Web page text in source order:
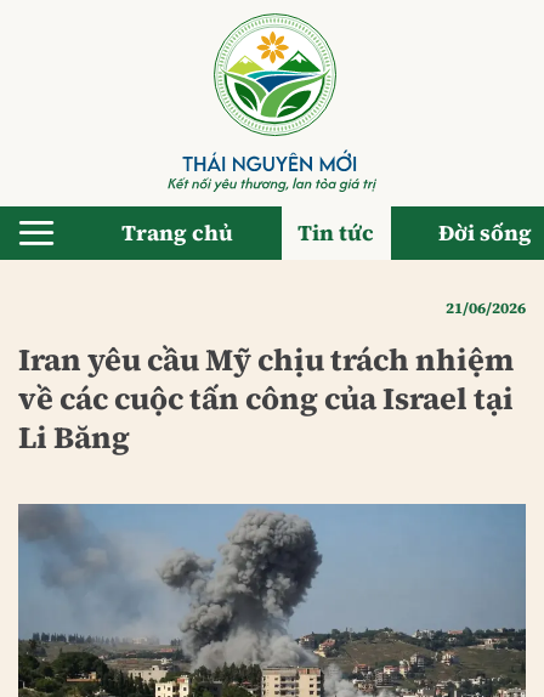
Trang chủ Tin tức Đời sống
21/06/2026
Iran yêu cầu Mỹ chịu trách nhiệm
về các cuộc tấn công của Israel tại
Li Băng